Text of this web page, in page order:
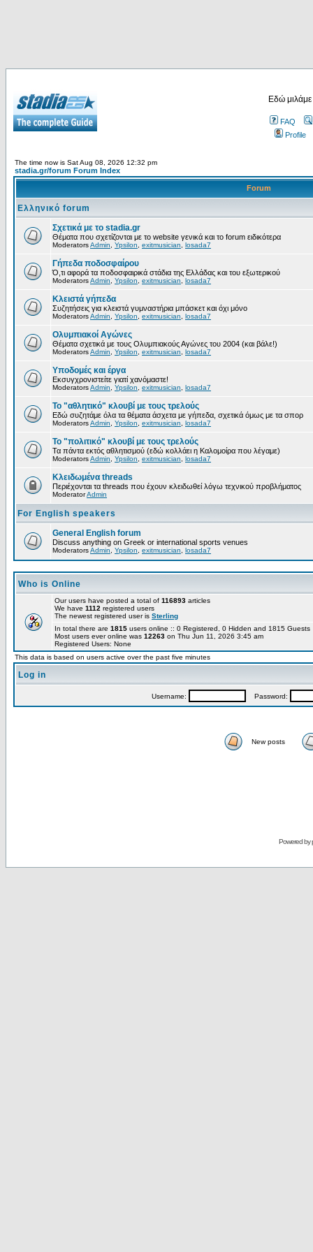
Εδώ
FAQ
Profile
The time now is Sat Aug 08, 2026 12:32 pm
stadia.gr/forum Forum Index
Forum
Ελληνικό forum
Σχετικά με το stadia.gr
Θέματα που σχετίζονται με το website γενικά και το forum ειδικότερα
ModeratorsAdmin Ypsilon exitmusician losada7
Γήπεδα ποδοσφαίρου
Ό,τι αφορά τα ποδοσφαιρικά στάδια της Ελλάδας και του εξωτερικού
ModeratorsAdmin Ypsilon exitmusician losada7
Κλειστά γήπεδα
Συζητήσεις για κλειστά γυμναστήρια μπάσκετ και όχι μόνο
ModeratorsAdmin Ypsilon exitmusician losada7
Ολυμπιακοί Αγώνες
Θέματα σχετικά με τους Ολυμπιακούς Αγώνες του 2004 (και βάλε!)
ModeratorsAdmin Ypsilon exitmusician losada7
Υποδομές και έργα
Εκσυγχρονιστείτε γιατί χανόμαστε!
ModeratorsAdmin Ypsilon exitmusician losada7
Το "αθλητικό" κλουβί με τους τρελούς
Εδώ συζητάμε όλα τα θέματα άσχετα με γήπεδα, σχετικά όμως με τα σπορ
ModeratorsAdmin Ypsilon exitmusician losada7
Το "πολιτικό" κλουβί με τους τρελούς
Τα πάντα εκτός αθλητισμού (εδώ κολλάει η Καλομοίρα που λέγαμε)
ModeratorsAdmin Ypsilon exitmusician losada7
Κλειδωμένα threads
Περιέχονται τα threads που έχουν κλειδωθεί λόγω τεχνικού προβλήματος
ModeratorAdmin
For English speakers
General English forum
Discuss anything on Greek or international sports venues
ModeratorsAdmin Ypsilon exitmusician losada7
Who is Online
Our users have posted a total of 116893 articles
We have 1112 registered users
The newest registered user is Sterling
In total there are 1815 users online :: 0 Registered, 0 Hidden and 1815
Most users ever online was 12263 on Thu Jun 11, 2026 3:45 am
Registered Users: None
This data is based on users active over the past five minutes
Log in
Username: Password:
New posts
Powered by